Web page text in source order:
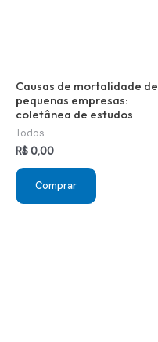
Causas de mortalidade de
pequenas empresas:
coletânea de estudos
Todos
R$0,00
Comprar